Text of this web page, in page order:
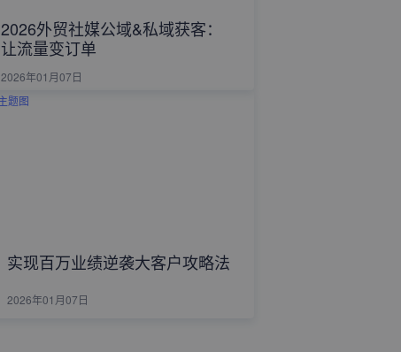
2026外贸社媒公域&私域获客：
让流量变订单
2026年01月07日
实现百万业绩逆袭大客户攻略法
2026年01月07日